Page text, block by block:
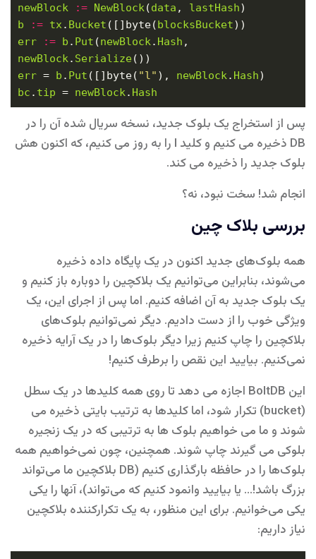
newBlock := NewBlock(data , lastHash
b
:= tx. Bucket ([]byte(blocksBucket
err
:= b . Put (newBlock. Hash
newBlock. Serialize
err = b . Put ([]byte( "l" ), newBlock. Hash
bc . tip = newBlock. Hash
پس از استخراج یک بلوک جدید، نسخه سریال شده آن را در
DB ذخیره می کنیم و کلید l را به روز می کنیم، که اکنون هش
بلوک جدید را ذخیره می کند.
انجام شد! سخت نبود، نه؟
بررسی بلاک چین
همه بلوک‌های جدید اکنون در یک پایگاه داده ذخیره
می‌شوند، بنابراین می‌توانیم یک بلاکچین را دوباره باز کنیم و
یک بلوک جدید به آن اضافه کنیم. اما پس از اجرای این، یک
ویژگی خوب را از دست دادیم. دیگر نمی‌توانیم بلوک‌های
بلاکچین را چاپ کنیم زیرا دیگر بلوک‌ها را در یک آرایه ذخیره
نمی‌کنیم. بیایید این نقص را برطرف کنیم!
این BoltDB اجازه می دهد تا روی همه کلیدها در یک سطل
(bucket) تکرار شود، اما کلیدها به ترتیب بایتی ذخیره می
شوند و ما می خواهیم بلوک ها به ترتیبی که در یک زنجیره
بلوکی می گیرند چاپ شوند. همچنین، چون نمی‌خواهیم همه
بلوک‌ها را در حافظه بارگذاری کنیم (DB بلاکچین ما می‌تواند
بزرگ باشد!… یا بیایید وانمود کنیم که می‌تواند)، آنها را یکی
یکی می‌خوانیم. برای این منظور، به یک تکرارکننده بلاکچین
نیاز داریم: